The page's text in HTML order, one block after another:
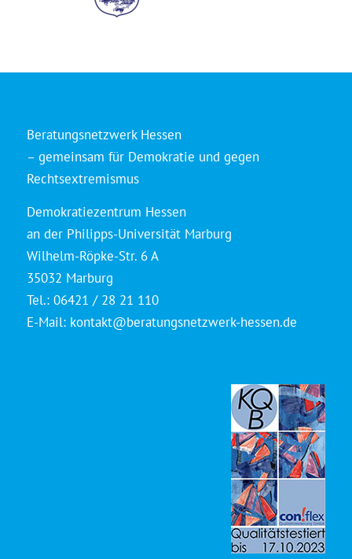
Beratungsnetzwerk Hessen
– gemeinsam für Demokratie und gegen
Rechtsextremismus
Demokratiezentrum Hessen
an der Philipps-Universität Marburg
Wilhelm-Röpke-Str. 6 A
35032 Marburg
Tel.: 06421 / 28 21 110
E-Mail: kontakt@beratungsnetzwerk-hessen.de